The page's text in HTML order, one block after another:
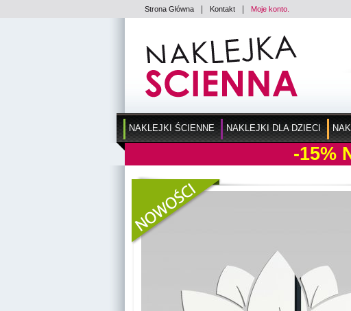
Strona Główna Kontakt Moje konto.
NAKLEJKI ŚCIENNE NAKLEJKI DLA DZIECI
-15%